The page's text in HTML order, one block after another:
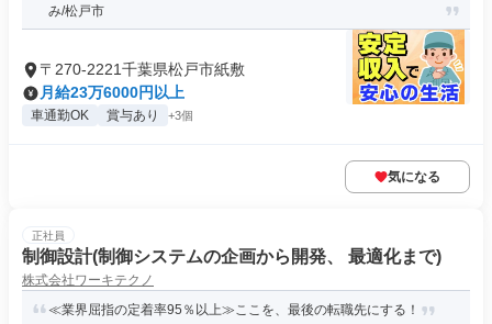
み/松戸市
〒270-2221千葉県松戸市紙敷
月給23万6000円以上
車通勤OK 賞与あり +3個
気になる
正社員
制御設計(制御システムの企画から開発、 最適化まで)
株式会社ワーキテクノ
≪業界屈指の定着率95％以上≫ここを、最後の転職先にする！